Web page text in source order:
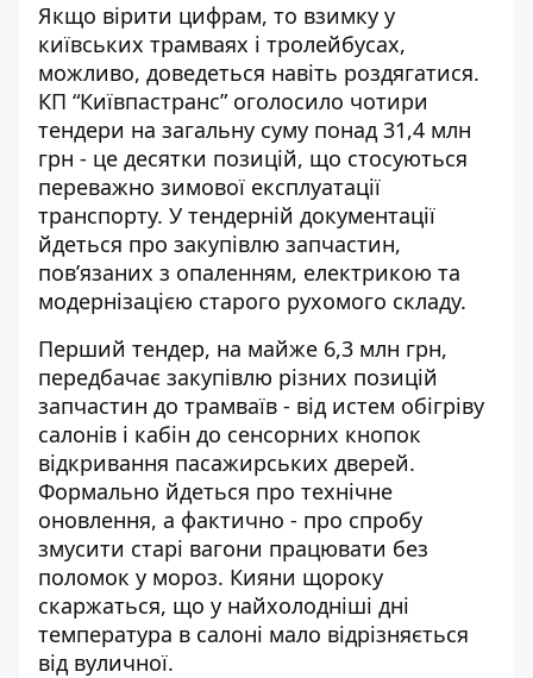
Якщо вірити цифрам, то взимку у
київських трамваях і тролейбусах,
можливо, доведеться навіть роздягатися.
КП “Київпастранс” оголосило чотири
тендери на загальну суму понад 31,4 млн
грн - це десятки позицій, що стосуються
переважно зимової експлуатації
транспорту. У тендерній документації
йдеться про закупівлю запчастин,
пов’язаних з опаленням, електрикою та
модернізацією старого рухомого складу.
Перший тендер, на майже 6,3 млн грн,
передбачає закупівлю різних позицій
запчастин до трамваїв - від истем обігріву
салонів і кабін до сенсорних кнопок
відкривання пасажирських дверей.
Формально йдеться про технічне
оновлення, а фактично - про спробу
змусити старі вагони працювати без
поломок у мороз. Кияни щороку
скаржаться, що у найхолодніші дні
температура в салоні мало відрізняється
від вуличної.